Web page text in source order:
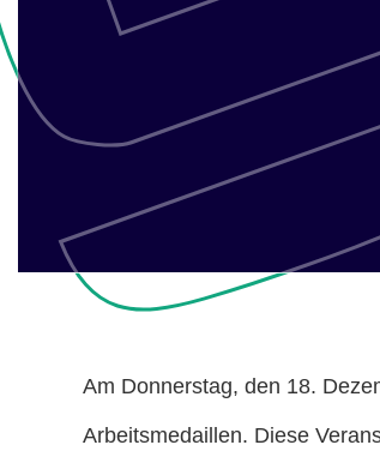
Am Donnerstag, den 18.
Arbeitsmedaillen. Diese